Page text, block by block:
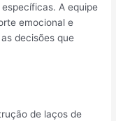
A equipe
emocional e
decisões que
de laços de